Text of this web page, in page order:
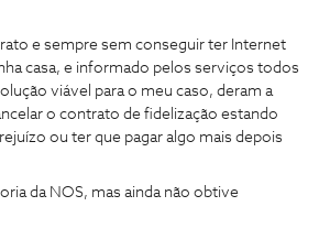
e sempre sem conseguir ter Internet
casa, e informado pelos serviços todos
viável para o meu caso, deram a
o contrato de fidelização estando
ou ter que pagar algo mais depois
da NOS, mas ainda não obtive